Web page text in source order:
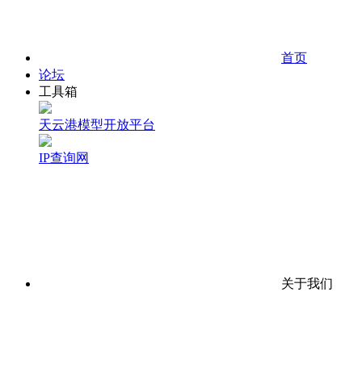
首页
论坛
工具箱
天云港模型开放平台
IP查询网
关于我们